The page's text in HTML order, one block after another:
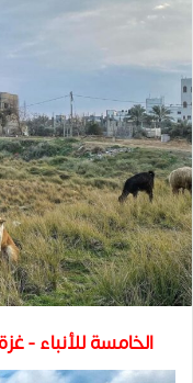
الخامسة للأنباء - غزة